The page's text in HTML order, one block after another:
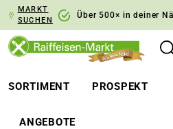
Zur
MARKT
SUCHEN
Über 500× in deiner
SORTIMENT PROSPEKT
ANGEBOTE